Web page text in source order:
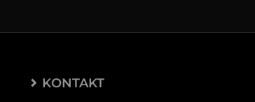
KONTAKT